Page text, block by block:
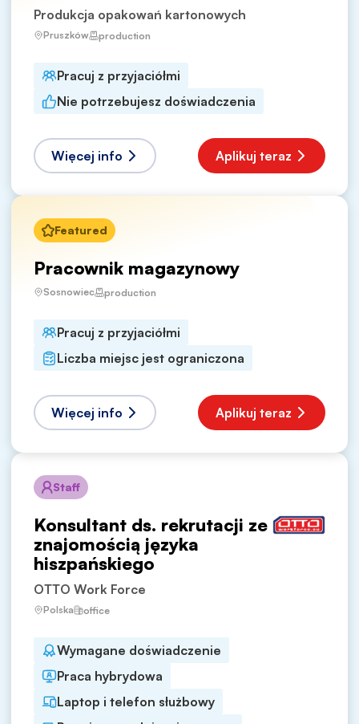
Produkcja opakowań kartonowych
Pruszków production
Pracuj z przyjaciółmi
Nie potrzebujesz doświadczenia
Więcej info Aplikuj teraz
Featured
Pracownik magazynowy
Sosnowiec production
Pracuj z przyjaciółmi
Liczba miejsc jest ograniczona
Więcej info Aplikuj teraz
Staff
Konsultant ds. rekrutacji ze
znajomością języka
hiszpańskiego
OTTO Work Force
Polska office
Wymagane doświadczenie
Praca hybrydowa
Laptop i telefon służbowy